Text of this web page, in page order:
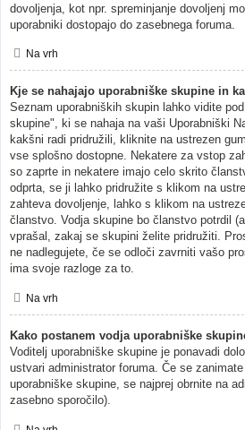
dovoljenja, kot npr. spreminjanje dovoljenj
uporabniki dostopajo do zasebnega foruma.
Na vrh
Kje se nahajajo uporabniške skupine in
Seznam uporabniških skupin lahko vidite
skupine", ki se nahaja na vaši Uporabniški
kakšni radi pridružili, kliknite na ustrezen
vse splošno dostopne. Nekatere za vstop
so zaprte in nekatere imajo celo skrito
odprta, se ji lahko pridružite s klikom na
zahteva dovoljenje, lahko s klikom na
članstvo. Vodja skupine bo članstvo potrdil
vprašal, zakaj se skupini želite pridružiti.
ne nadlegujete, če se odloči zavrniti vašo
ima svoje razloge za to.
Na vrh
Kako postanem vodja uporabniške
Voditelj uporabniške skupine je ponavadi
ustvari administrator foruma. Če se
uporabniške skupine, se najprej obrnite na
zasebno sporočilo).